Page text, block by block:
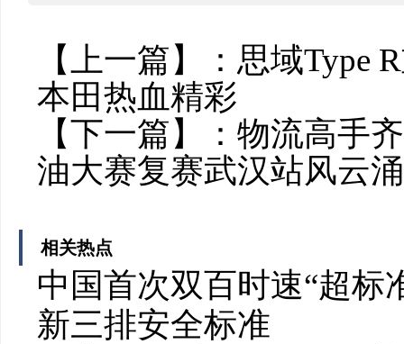
【上一篇】： 思域Type
本田热血精彩
【下一篇】： 物流高手
油大赛复赛武汉站风云
相关热点
中国首次双百时速“超标
新三排安全标准